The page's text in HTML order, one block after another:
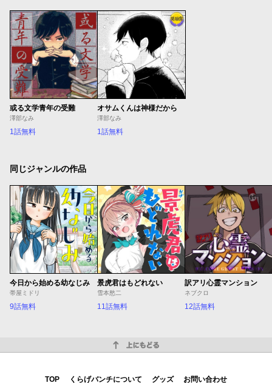
或る文学青年の受難
澤部なみ
1話無料
オサムくんは神様だから
澤部なみ
1話無料
同じジャンルの作品
今日から始める幼なじみ
帯屋ミドリ
9話無料
景虎君はもどれない
雪本愁二
11話無料
訳アリ心霊マンション
ネブクロ
12話無料
TOP くらげバンチについて グッズ お問い合わせ